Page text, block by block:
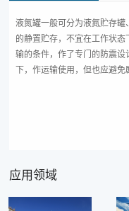
液氮罐一般可分为液氮贮存
的静置贮存，不宜在工作状
输的条件，作了专门的防震
下，作运输使用，但也应避免
应用领域